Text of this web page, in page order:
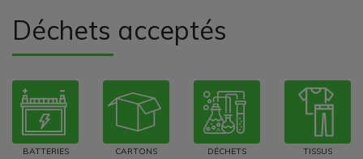
Déchets acceptés
BATTERIES
CARTONS
DÉCHETS
TISSUS